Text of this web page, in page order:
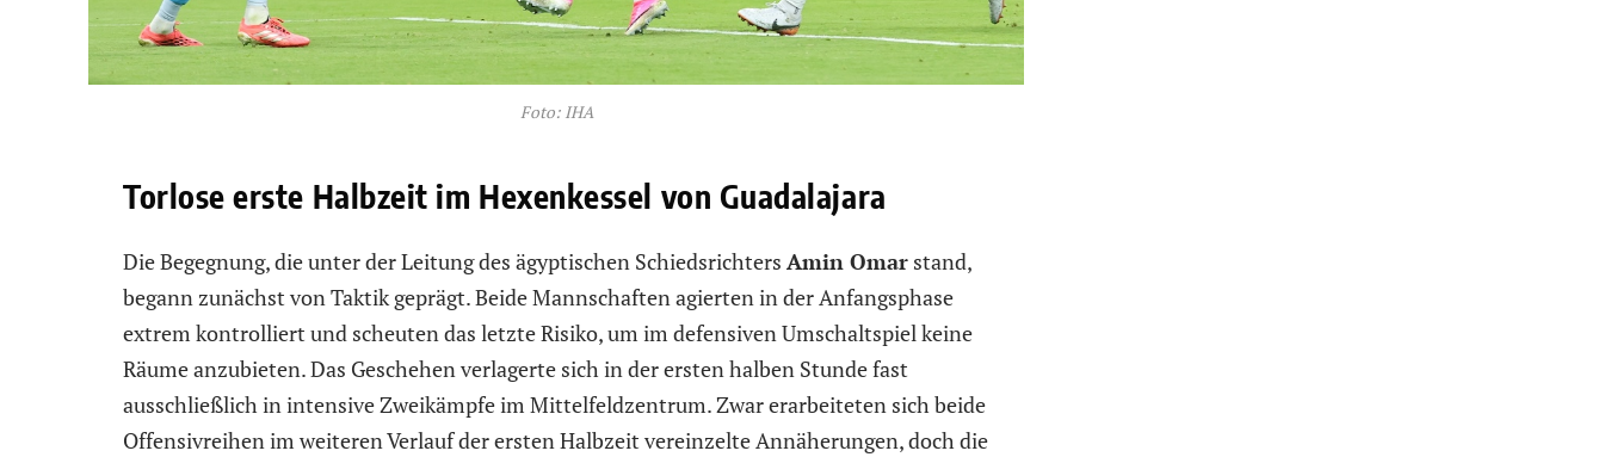
Foto: IHA
Torlose erste Halbzeit im Hexenkessel von Guadalajara
Die Begegnung, die unter der Leitung des ägyptischen Schiedsrichters Amin Omar stand,
begann zunächst von Taktik geprägt. Beide Mannschaften agierten in der Anfangsphase
extrem kontrolliert und scheuten das letzte Risiko, um im defensiven Umschaltspiel keine
Räume anzubieten. Das Geschehen verlagerte sich in der ersten halben Stunde fast
ausschließlich in intensive Zweikämpfe im Mittelfeldzentrum. Zwar erarbeiteten sich beide
Offensivreihen im weiteren Verlauf der ersten Halbzeit vereinzelte Annäherungen, doch die